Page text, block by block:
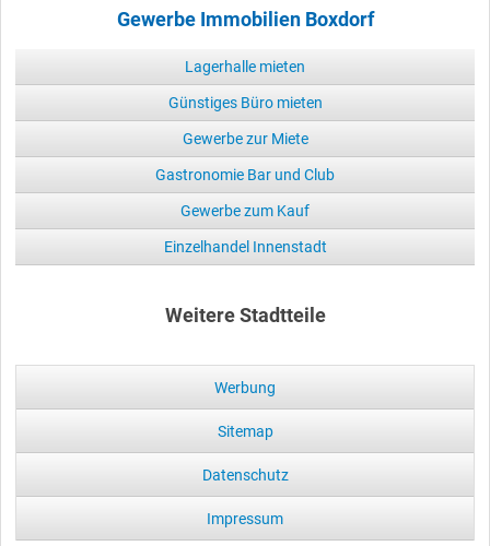
Gewerbe Immobilien Boxdorf
Lagerhalle mieten
Günstiges Büro mieten
Gewerbe zur Miete
Gastronomie Bar und Club
Gewerbe zum Kauf
Einzelhandel Innenstadt
Weitere Stadtteile
Werbung
Sitemap
Datenschutz
Impressum